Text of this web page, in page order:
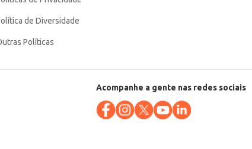
de Diversidade
Políticas
Acompanhe a gente nas redes sociais